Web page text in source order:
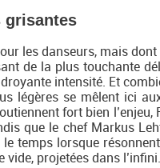
grisantes
les danseurs, mais
de la plus touchante
intensité. Et
légères se mêlent ici
fort bien
que le chef Markus
temps lorsque
vide, projetées dans l’infini.